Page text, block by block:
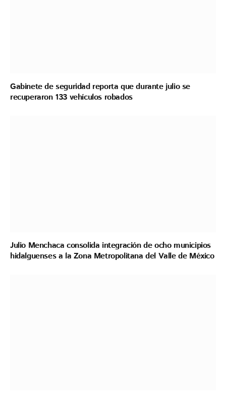
Gabinete de seguridad reporta que durante julio se
recuperaron 133 vehículos robados
Julio Menchaca consolida integración de ocho municipios
hidalguenses a la Zona Metropolitana del Valle de México